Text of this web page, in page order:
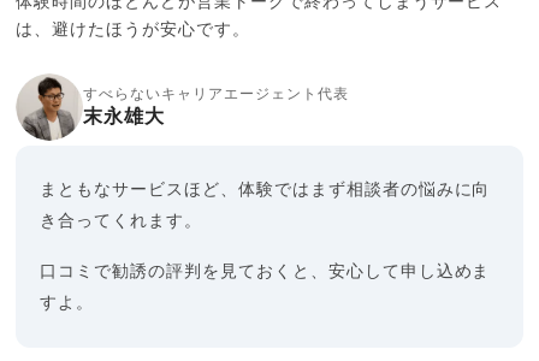
は、避けたほうが安心です。
すべらないキャリアエージェント代表
末永雄大
まともなサービスほど、体験ではまず相談者の悩みに向
き合ってくれます。
口コミで勧誘の評判を見ておくと、安心して申し込めま
すよ。